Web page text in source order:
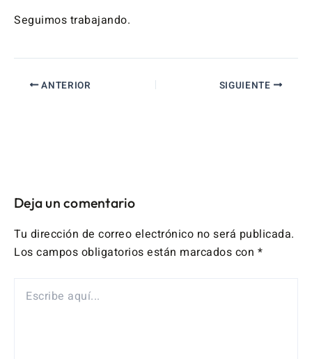
Seguimos trabajando.
ANTERIOR SIGUIENTE
Deja un comentario
Tu dirección de correo electrónico no será publicada.
Los campos obligatorios están marcados con *
AQUÍ...